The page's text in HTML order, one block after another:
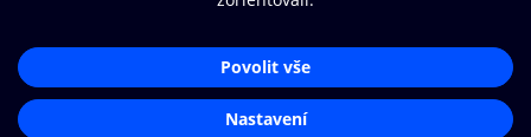
Zásady zpracování osobních údajůAplikace O2 Knihovna
Čti a poslouchej své e-knihy a